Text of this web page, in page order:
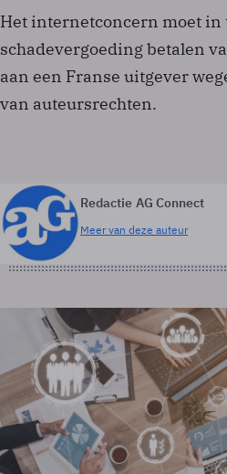
Het internetconcern moet in
schadevergoeding betalen
aan een Franse uitgever
van auteursrechten.
Redactie AG Connect
Meer van deze auteur